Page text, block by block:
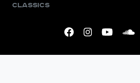
Classics